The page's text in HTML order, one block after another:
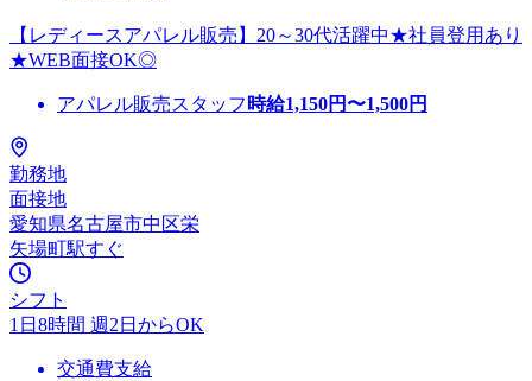
【レディースアパレル販売】20～30代活躍中★社員登用あり
★WEB面接OK◎
アパレル販売スタッフ 時給1,150円〜1,500円
勤務地
面接地
愛知県名古屋市中区栄
矢場町駅すぐ
シフト
1日8時間 週2日からOK
交通費支給